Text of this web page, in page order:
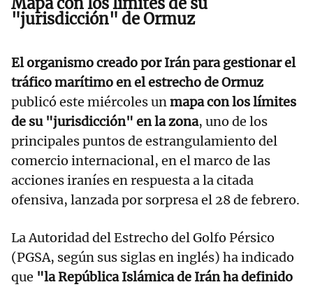
"jurisdicción" de Ormuz
El organismo creado por Irán para gestionar el
tráfico marítimo en el estrecho de Ormuz
publicó este miércoles unmapa con los límites
de su "jurisdicción" en la zona, uno de los
principales puntos de estrangulamiento del
comercio internacional, en el marco de las
acciones iraníes en respuesta a la citada
ofensiva, lanzada por sorpresa el 28 de febrero.
La Autoridad del Estrecho del Golfo Pérsico
(PGSA, según sus siglas en inglés) ha indicado
que "la República Islámica de Irán ha definido